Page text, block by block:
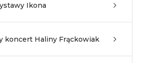
Ikona
koncert Haliny Frąckowiak